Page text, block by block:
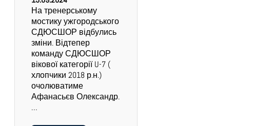
На тренерському
мостику ужгородського
СДЮСШОР відбулись
зміни. Відтепер
команду СДЮСШОР
вікової категорії U-7 (
хлопчики 2018 р.н.)
очолюватиме
Афанасьєв Олександр.
…